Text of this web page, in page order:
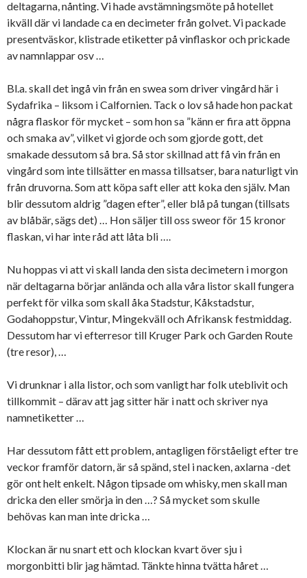
deltagarna, nånting. Vi hade avstämningsmöte på hotellet
ikväll där vi landade ca en decimeter från golvet. Vi packade
presentväskor, klistrade etiketter på vinflaskor och prickade
av namnlappar osv …
Bl.a. skall det ingå vin från en swea som driver vingård här i
Sydafrika – liksom i Calfornien. Tack o lov så hade hon packat
några flaskor för mycket – som hon sa ”känn er fira att öppna
och smaka av”, vilket vi gjorde och som gjorde gott, det
smakade dessutom så bra. Så stor skillnad att få vin från en
vingård som inte tillsätter en massa tillsatser, bara naturligt vin
från druvorna. Som att köpa saft eller att koka den själv. Man
blir dessutom aldrig ”dagen efter”, eller blå på tungan (tillsats
av blåbär, sägs det) … Hon säljer till oss sweor för 15 kronor
flaskan, vi har inte råd att låta bli ….
Nu hoppas vi att vi skall landa den sista decimetern i morgon
när deltagarna börjar anlända och alla våra listor skall fungera
perfekt för vilka som skall åka Stadstur, Kåkstadstur,
Godahoppstur, Vintur, Mingekväll och Afrikansk festmiddag.
Dessutom har vi efterresor till Kruger Park och Garden Route
(tre resor), …
Vi drunknar i alla listor, och som vanligt har folk uteblivit och
tillkommit – därav att jag sitter här i natt och skriver nya
namnetiketter …
Har dessutom fått ett problem, antagligen förståeligt efter tre
veckor framför datorn, är så spänd, stel i nacken, axlarna -det
gör ont helt enkelt. Någon tipsade om whisky, men skall man
dricka den eller smörja in den …? Så mycket som skulle
behövas kan man inte dricka …
Klockan är nu snart ett och klockan kvart över sju i
morgonbitti blir jag hämtad. Tänkte hinna tvätta håret …